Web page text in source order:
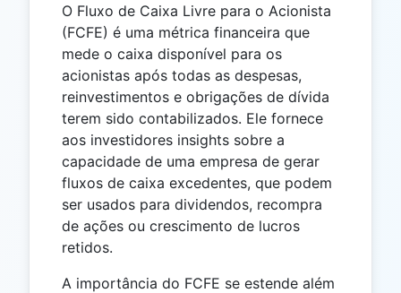
O Fluxo de Caixa Livre para o Acionista
(FCFE) é uma métrica financeira que
mede o caixa disponível para os
acionistas após todas as despesas,
reinvestimentos e obrigações de dívida
terem sido contabilizados. Ele fornece
aos investidores insights sobre a
capacidade de uma empresa de gerar
fluxos de caixa excedentes, que podem
ser usados para dividendos, recompra
de ações ou crescimento de lucros
retidos.
A importância do FCFE se estende além